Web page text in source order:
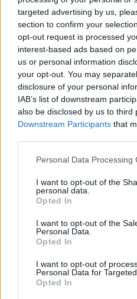
targeted advertising by us,
section to confirm your
opt-out request is processed
interest-based ads based on
us or personal information
your opt-out. You may
disclosure of your personal
IAB’s list of downstream
also be disclosed by us to third
Downstream Participants that
Personal Data Processing
I want to opt-out of the
personal data.
Opted In
I want to opt-out of the
Personal Data.
Opted In
I want to opt-out of
Personal Data for
Opted In
Δήμος Ευρώτα: Σκουριά
αμείλικτη
04/08/2026 09:07